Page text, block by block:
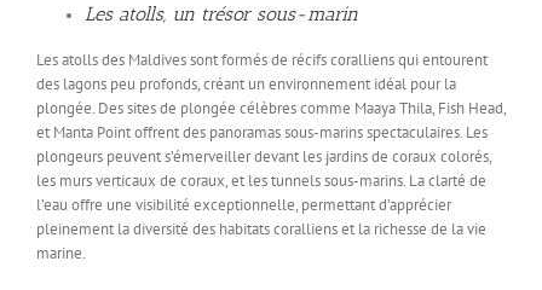
Les atolls, un trésor sous-marin
Les atolls des Maldives sont formés de récifs coralliens qui entourent
des lagons peu profonds, créant un environnement idéal pour la
plongée. Des sites de plongée célèbres comme Maaya Thila, Fish Head,
et Manta Point offrent des panoramas sous-marins spectaculaires. Les
plongeurs peuvent s’émerveiller devant les jardins de coraux colorés,
les murs verticaux de coraux, et les tunnels sous-marins. La clarté de
l’eau offre une visibilité exceptionnelle, permettant d’apprécier
pleinement la diversité des habitats coralliens et la richesse de la vie
marine.